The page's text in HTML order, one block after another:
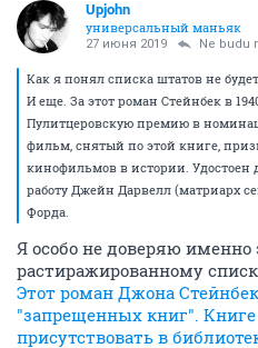
Upjohn
универсальный маньяк
27 июня 2019 Ne budu
Как я понял списка штатов не будет
И еще. За этот роман Стейнбек в
Пулитцеровскую премию в
фильм, снятый по этой книге,
кинофильмов в истории. Удостоен
работу Джейн Дарвелл (матриарх
Форда.
Я особо не доверяю именно
растиражированному
Этот роман Джона
"запрещенных книг". Книге
присутствовать в